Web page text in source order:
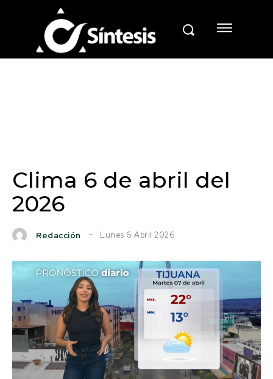
Clima 6 de abril del
2026
Redacción Lunes 6 Abril 2026